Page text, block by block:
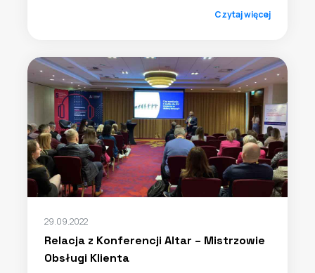
Czytaj więcej
29.09.2022
Relacja z Konferencji Altar – Mistrzowie
Obsługi Klienta